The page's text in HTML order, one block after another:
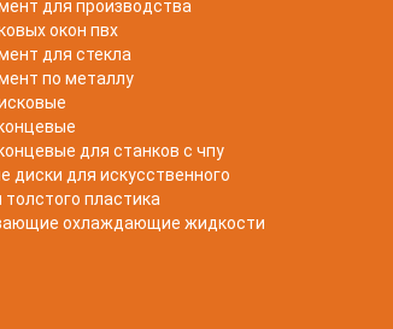
для производства
окон пвх
для стекла
по металлу
для станков с чпу
диски для искусственного
толстого пластика
охлаждающие жидкости